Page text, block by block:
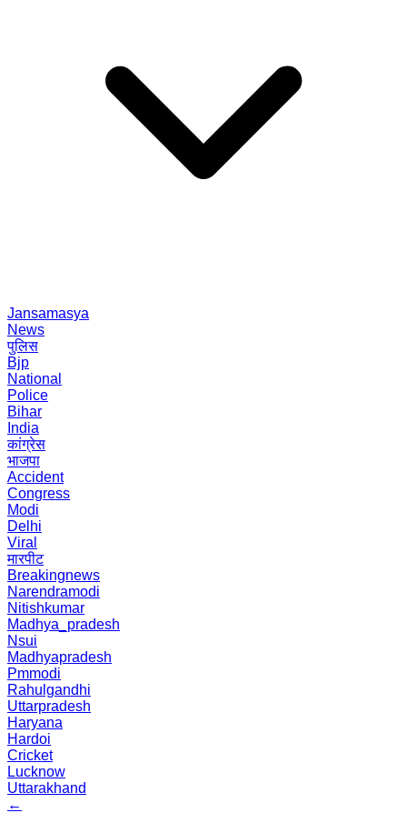
Jansamasya
News
पुलिस
Bjp
National
Police
Bihar
India
कांग्रेस
भाजपा
Accident
Congress
Modi
Delhi
Viral
मारपीट
Breakingnews
Narendramodi
Nitishkumar
Madhya_pradesh
Nsui
Madhyapradesh
Pmmodi
Rahulgandhi
Uttarpradesh
Haryana
Hardoi
Cricket
Lucknow
Uttarakhand
←